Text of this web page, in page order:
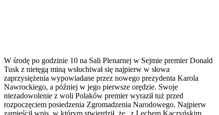
W środę po godzinie 10 na Sali Plenarnej w Sejmie premier Donald
Tusk z nietęgą miną wsłuchiwał się najpierw w słowa
zaprzysiężenia wypowiadane przez nowego prezydenta Karola
Nawrockiego, a później w jego pierwsze orędzie. Swoje
niezadowolenie z woli Polaków premier wyraził tuż przed
rozpoczęciem posiedzenia Zgromadzenia Narodowego. Najpierw